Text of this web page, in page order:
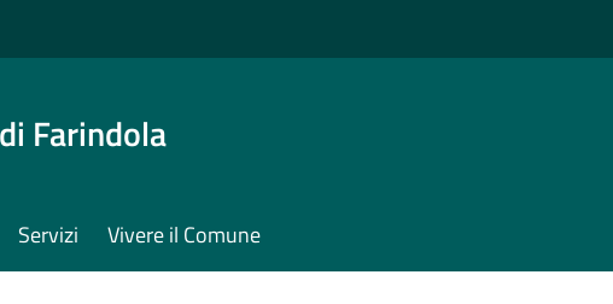
Farindola
Servizi Vivere il Comune